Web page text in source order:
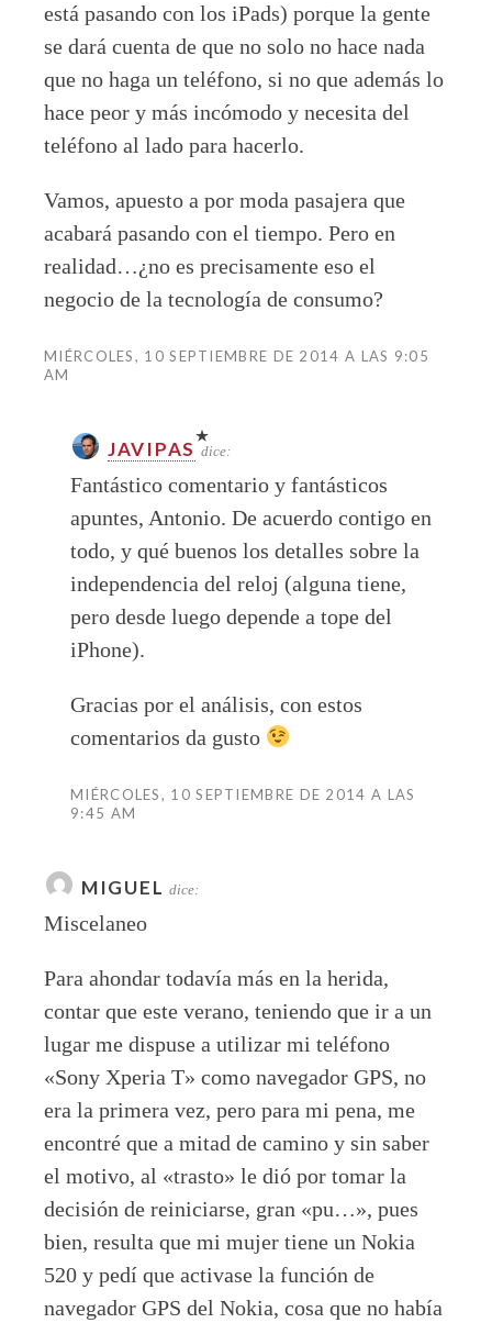
está pasando con los iPads) porque la gente
se dará cuenta de que no solo no hace nada
que no haga un teléfono, si no que además lo
hace peor y más incómodo y necesita del
teléfono al lado para hacerlo.
Vamos, apuesto a por moda pasajera que
acabará pasando con el tiempo. Pero en
realidad…¿no es precisamente eso el
negocio de la tecnología de consumo?
MIÉRCOLES, 10 SEPTIEMBRE DE 2014 A LAS 9:05
AM
JAVIPAS dice:
Fantástico comentario y fantásticos
apuntes, Antonio. De acuerdo contigo en
todo, y qué buenos los detalles sobre la
independencia del reloj (alguna tiene,
pero desde luego depende a tope del
iPhone).
Gracias por el análisis, con estos
comentarios da gusto
MIÉRCOLES, 10 SEPTIEMBRE DE 2014 A LAS
9:45 AM
MIGUEL dice:
Miscelaneo
Para ahondar todavía más en la herida,
contar que este verano, teniendo que ir a un
lugar me dispuse a utilizar mi teléfono
«Sony Xperia T» como navegador GPS, no
era la primera vez, pero para mi pena, me
encontré que a mitad de camino y sin saber
el motivo, al «trasto» le dió por tomar la
decisión de reiniciarse, gran «pu…», pues
bien, resulta que mi mujer tiene un Nokia
520 y pedí que activase la función de
navegador GPS del Nokia, cosa que no había